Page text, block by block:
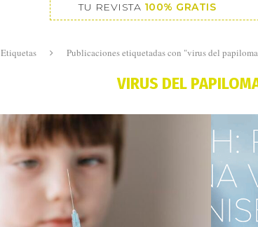
TU REVISTA 100% GRATIS
Etiquetas Publicaciones etiquetadas con "virus del
VIRUS DEL